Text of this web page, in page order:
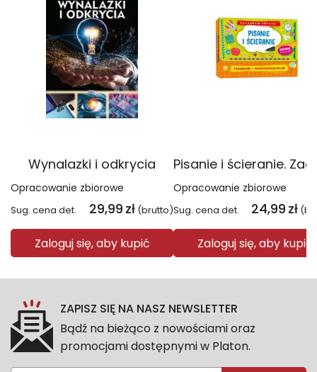
Wynalazki i odkrycia
Opracowanie zbiorowe
Sug. cena det. 29,99 zł (brutto)
Zaloguj się, aby kupić
Opracowanie zbiorowe
Sug. cena det. 24,99 zł
Zaloguj się, aby kupić
ZAPISZ SIĘ NA NASZ NEWSLETTER
Bądź na bieżąco z nowościami oraz
promocjami dostępnymi w Platon.